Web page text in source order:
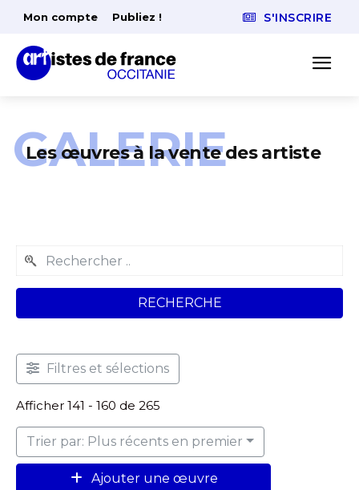
Mon compte Publiez ! S'INSCRIRE
Les œuvres à la vente des artiste
GALERIE
RECHERCHE
Filtres et sélections
Afficher 141 - 160 de 265
Trier par: Plus récents en premier
Ajouter une œuvre